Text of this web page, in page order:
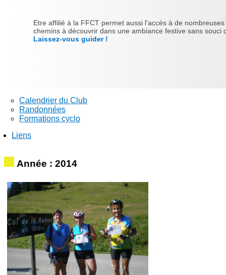
Etre affilié à la FFCT permet aussi l'accès à de
chemins à découvrir dans une ambiance festive sans souci
Laissez-vous guider !
Calendrier du Club
Randonnées
Formations cyclo
Liens
Année : 2014